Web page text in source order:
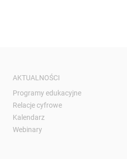
AKTUALNOŚCI
Programy edukacyjne
Relacje cyfrowe
Kalendarz
Webinary